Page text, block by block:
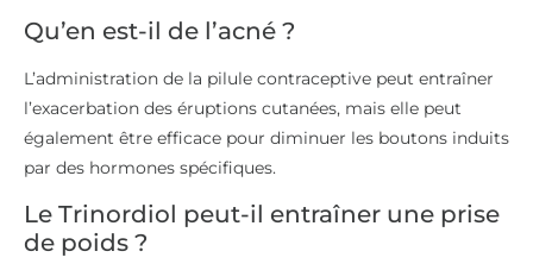
Qu’en est-il de l’acné ?
L’administration de la pilule contraceptive peut entraîner
l’exacerbation des éruptions cutanées, mais elle peut
également être efficace pour diminuer les boutons induits
par des hormones spécifiques.
Le Trinordiol peut-il entraîner une prise
de poids ?